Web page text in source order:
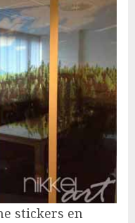
stickers en